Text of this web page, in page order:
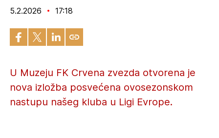
5.2.2026 17:18
U Muzeju FK Crvena zvezda otvorena je
nova izložba posvećena ovosezonskom
nastupu našeg kluba u Ligi Evrope.